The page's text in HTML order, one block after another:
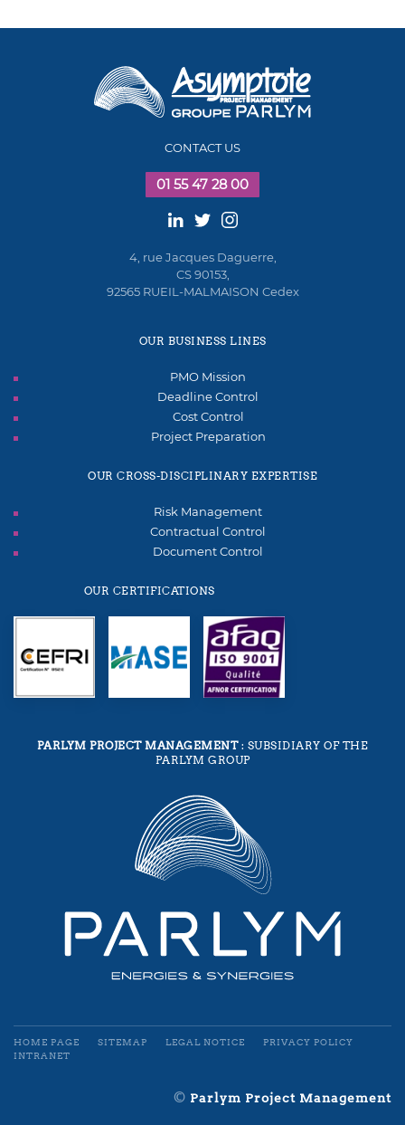
CONTACT US
01 55 47 28 00
4, rue Jacques Daguerre,
CS 90153,
92565 RUEIL-MALMAISON Cedex
OUR BUSINESS LINES
PMO Mission
Deadline Control
Cost Control
Project Preparation
OUR CROSS-DISCIPLINARY EXPERTISE
Risk Management
Contractual Control
Document Control
OUR CERTIFICATIONS
PARLYM PROJECT MANAGEMENT: SUBSIDIARY OF THE
PARLYM GROUP
HOME PAGE SITEMAP LEGAL NOTICE
PRIVACY POLICY
INTRANET
© Parlym Project Management